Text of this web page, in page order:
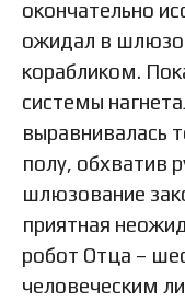
окончательно
ожидал в
корабликом.
системы
выравнивалась
полу, обхватив
шлюзование
приятная
робот Отца –
человеческим